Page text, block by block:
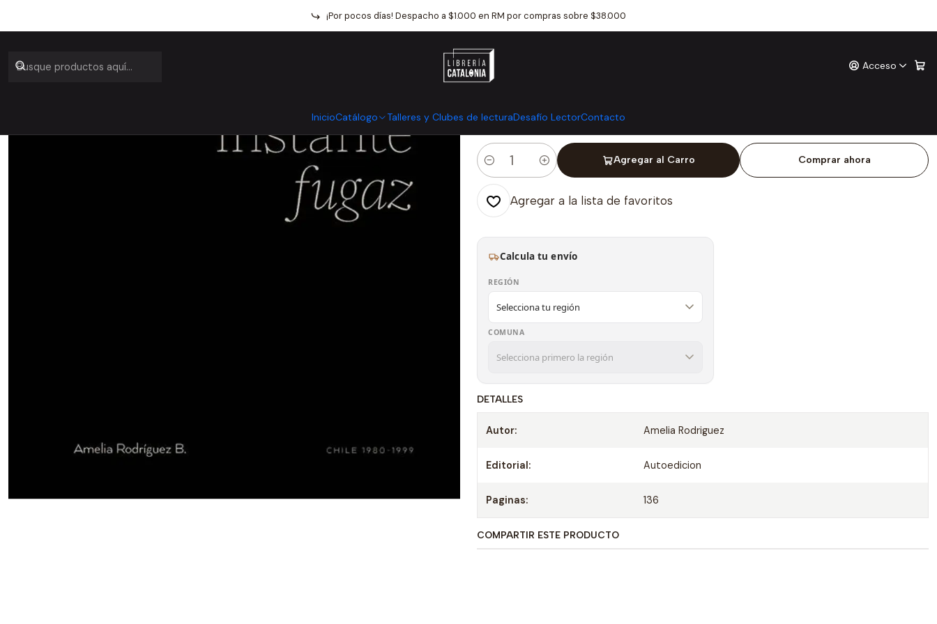
Acceso
InicioCatálogo Talleres y Clubes de lecturaDesafío LectorContacto
¡Por pocos días! Despacho a $1.000 en RM por compras sobre $38.000
Inicio Catálogo Otros Fotografia Instante Fugaz
|
Instante Fugaz
Mostrar stock de ubicaciones
Cantidad
Agregar al Carro Comprar ahora
Agregar a la lista de favoritos
Calcula tu envío
REGIÓN
COMUNA
DETALLES
Autor: Amelia Rodriguez
Editorial: Autoedicion
Paginas: 136
COMPARTIR ESTE PRODUCTO